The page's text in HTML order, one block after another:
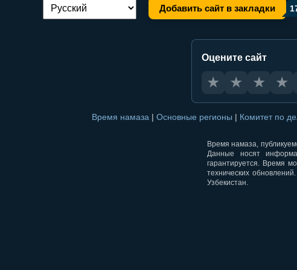
Переключение языка: Добавить сайт в закладки
Оцените сайт
★ ★ ★ ★
Время намаза | Основные регионы | Комитет по
Время намаза,
Данные носят
гарантируется. Время
технических
Узбекистан.